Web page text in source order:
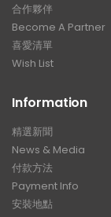
合作夥伴
Become A Partner
喜愛清單
Wish List
Information
精選新聞
News & Media
付款方法
Payment Info
安裝地點